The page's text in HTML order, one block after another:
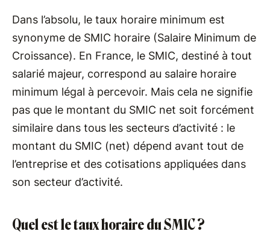
Dans l’absolu, le taux horaire minimum est
synonyme de SMIC horaire (Salaire Minimum de
Croissance). En France, le SMIC, destiné à tout
salarié majeur, correspond au salaire horaire
minimum légal à percevoir. Mais cela ne signifie
pas que le montant du SMIC net soit forcément
similaire dans tous les secteurs d’activité : le
montant du SMIC (net) dépend avant tout de
l’entreprise et des cotisations appliquées dans
son secteur d’activité.
Quel est le taux horaire du SMIC ?